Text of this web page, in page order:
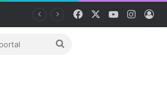
Facebook YouTube
Pretražite